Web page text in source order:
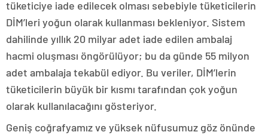
tüketiciye iade edilecek olması sebebiyle tüketicilerin
DİM’leri yoğun olarak kullanması bekleniyor. Sistem
dahilinde yıllık 20 milyar adet iade edilen ambalaj
hacmi oluşması öngörülüyor; bu da günde 55 milyon
adet ambalaja tekabül ediyor. Bu veriler, DİM’lerin
tüketicilerin büyük bir kısmı tarafından çok yoğun
olarak kullanılacağını gösteriyor.
Geniş coğrafyamız ve yüksek nüfusumuz göz önünde